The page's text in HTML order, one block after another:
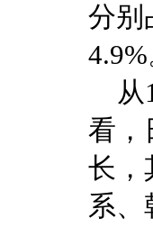
分别
4.9%
从
看，
长，
系、